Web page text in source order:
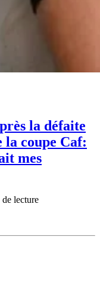
la défaite
la coupe Caf:
mes
lecture